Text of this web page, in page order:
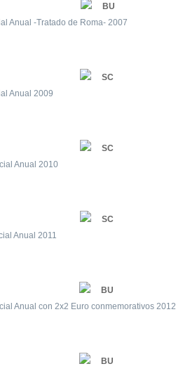
BU
Anual -Tratado de Roma- 2007
SC
Anual 2009
SC
Anual 2010
SC
Anual 2011
BU
Anual con 2x2 Euro conmemorativos 2012
BU